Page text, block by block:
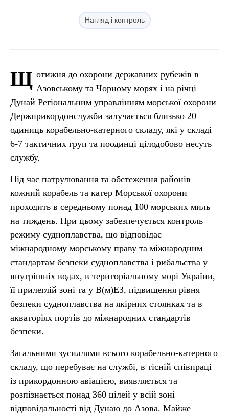
Нагляд і контроль
Щ отижня до охорони державних рубежів в
Азовському та Чорному морях і на річці
Дунай Регіональним управлінням морської охорони
Держприкордонслужби залучається близько 20
одиниць корабельно-катерного складу, які у складі
6-7 тактичних груп та поодинці цілодобово несуть
службу.
Під час патрулювання та обстеження районів
кожний корабель та катер Морської охорони
проходить в середньому понад 100 морських миль
на тиждень. При цьому забезпечується контроль
режиму судноплавства, що відповідає
міжнародному морському праву та міжнародним
стандартам безпеки судноплавства і рибальства у
внутрішніх водах, в територіальному морі України,
її прилеглій зоні та у В(м)ЕЗ, підвищення рівня
безпеки судноплавства на якірних стоянках та в
акваторіях портів до міжнародних стандартів
безпеки.
Загальними зусиллями всього корабельно-катерного
складу, що перебуває на службі, в тісній співпраці
із прикордонною авіацією, виявляється та
розпізнається понад 360 цілей у всій зоні
відповідальності від Дунаю до Азова. Майже